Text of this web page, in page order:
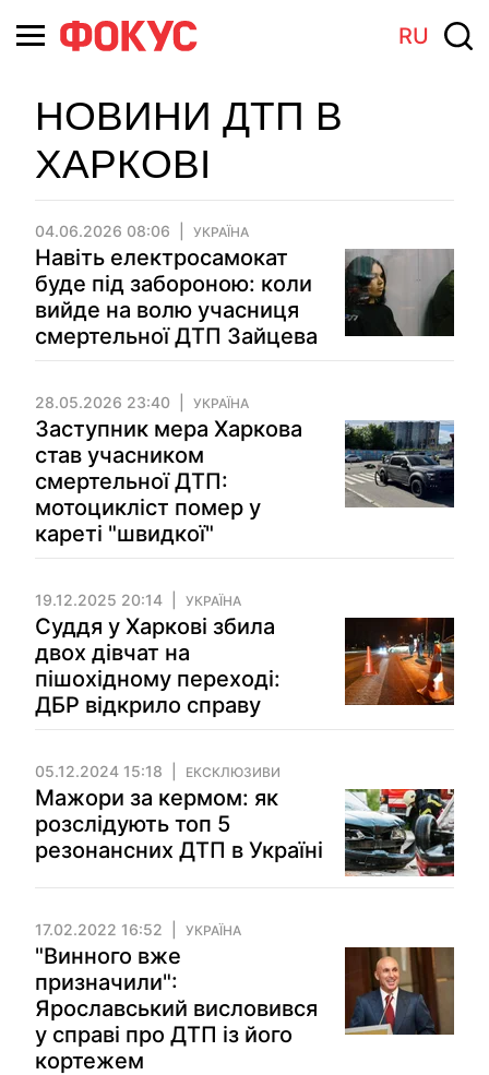
RU
НОВИНИ ДТП В
ХАРКОВІ
04.06.2026 08:06 УКРАЇНА
Навіть електросамокат
буде під забороною: коли
вийде на волю учасниця
смертельної ДТП Зайцева
28.05.2026 23:40 УКРАЇНА
Заступник мера Харкова
став учасником
смертельної ДТП:
мотоцикліст помер у
кареті "швидкої"
19.12.2025 20:14 УКРАЇНА
Суддя у Харкові збила
двох дівчат на
пішохідному переході:
ДБР відкрило справу
05.12.2024 15:18 ЕКСКЛЮЗИВИ
Мажори за кермом: як
розслідують топ 5
резонансних ДТП в Україні
17.02.2022 16:52 УКРАЇНА
"Винного вже
призначили":
Ярославський висловився
у справі про ДТП із його
кортежем